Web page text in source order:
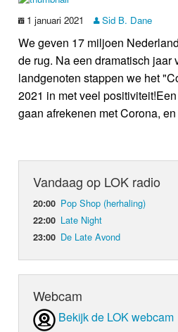
1 januari 2021 Sid B. Dane
We geven 17 miljoen
de rug. Na een dramatisch jaar
landgenoten stappen we het
2021 in met veel
gaan afrekenen met Corona, en
Vandaag op LOK radio
20:00 Pop Shop (herhaling)
22:00 Late Night
23:00 De Late Avond
Webcam
Bekijk de LOK webcam